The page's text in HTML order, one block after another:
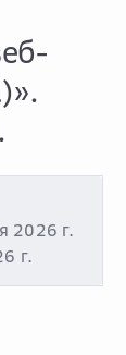
2026 г.
г.